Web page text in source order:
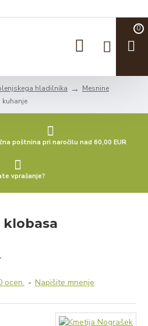
0
hladilnika
Mesnine
poštnina pri naročilu nad 60,00 EUR
vprašanje?
klobasa
ocen. - Napišite mnenje